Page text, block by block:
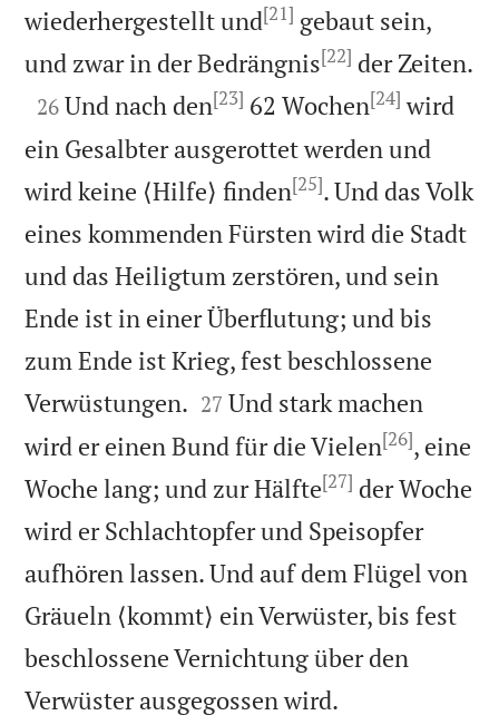
wiederhergestellt und[21] gebaut sein,
und zwar in der Bedrängnis[22] der Zeiten.

26 Und nach den[23] 62 Wochen[24] wird
ein Gesalbter ausgerottet werden und
wird keine ⟨Hilfe⟩ finden[25]. Und das Volk
eines kommenden Fürsten wird die Stadt
und das Heiligtum zerstören, und sein
Ende ist in einer Überflutung; und bis
zum Ende ist Krieg, fest beschlossene
Verwüstungen. 

27 Und stark machen
wird er einen Bund für die Vielen[26], eine
Woche lang; und zur Hälfte[27] der Woche
wird er Schlachtopfer und Speisopfer
aufhören lassen. Und auf dem Flügel von
Gräueln ⟨kommt⟩ ein Verwüster, bis fest
beschlossene Vernichtung über den
Verwüster ausgegossen wird.